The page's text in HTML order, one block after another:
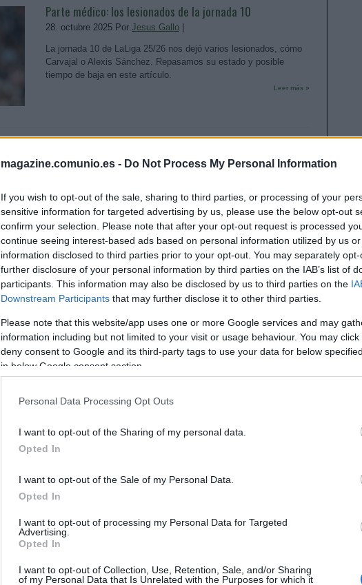
magazine.comunio.es - Do Not Process My Personal Information
If you wish to opt-out of the sale, sharing to third parties, or processing of your
sensitive information for targeted advertising by us, please use the below opt-out
confirm your selection. Please note that after your opt-out request is processed
continue seeing interest-based ads based on personal information utilized by us
information disclosed to third parties prior to your opt-out. You may separately
further disclosure of your personal information by third parties on the IAB’s list of
participants. This information may also be disclosed by us to third parties on the
Downstream Participants that may further disclose it to other third parties.
Please note that this website/app uses one or more Google services and may
information including but not limited to your visit or usage behaviour. You may
deny consent to Google and its third-party tags to use your data for below
in below Google consent section.
Personal Data Processing Opt Outs
I want to opt-out of the Sharing of my personal data.
Opted In
I want to opt-out of the Sale of my Personal Data.
Opted In
I want to opt-out of processing my Personal Data for Targeted
Advertising.
Opted In
I want to opt-out of Collection, Use, Retention, Sale, and/or Sharing
of my Personal Data that Is Unrelated with the Purposes for which it
Parte médico: los lesionados de la jornada 10
28. octubre 2025 Por Jesus Gallo
La jornada 10 de LaLiga 25/26 nos dejó varios lesionados, cómo
Carvajal o Alexis Sánchez. Repasamos su estado y posible
tiempo de baja en este artículo.
Leer más »
Análisis fichajes: Carlos Soler y Yangel Herrera refuerzan
La Real Sociedad ha añadido a su centro del campo a Carlos
Soler y Yangel Herrera. ¿Serán titulares indiscutibles en los txuri-
urdin?
Los lesionados y sancionados tras la Jornada 2
26. agosto 2025 PorJesus Gallo|
La segunda jornada de LaLiga 25/26 nos dejó algún que otro
lesionado, cómo Yangel Herrera.
Los sancionados de la jornada 36: ¿Quiénes suplirán a
12. mayo 2025 PorJesus Gallo |
estar sancionados, entre ellos Íñigo Martínez y Tchouameni.
¿Quiénes les reemplazarán en sus respectivos equipos?